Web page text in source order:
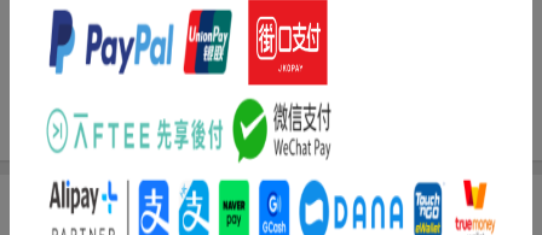
発行形態 単行本
ページ数 181p
ISBN 9784753933891
商品説明